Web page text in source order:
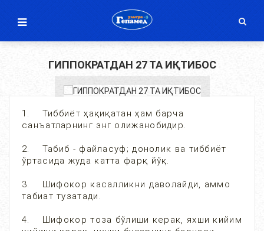
ГИППОКРАТДАН 27 ТА ИҚТИБОС
1. Тиббиёт ҳақиқатан ҳам барча
санъатларнинг энг олижанобидир.
2. Табиб - файласуф; донолик ва тиббиёт
ўртасида жуда катта фарқ йўқ.
3. Шифокор касалликни даволайди, аммо
табиат тузатади.
4. Шифокор тоза бўлиши керак, яхши кийим